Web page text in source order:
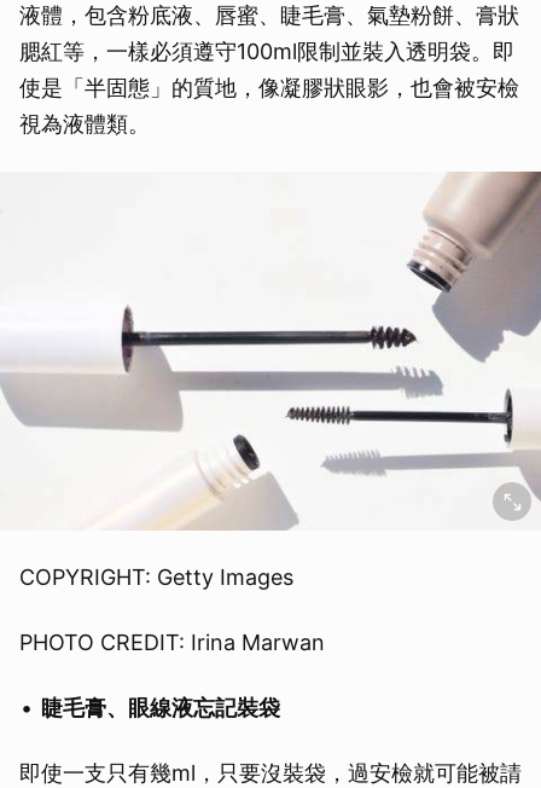
液體，包含粉底液、唇蜜、睫毛膏、氣墊粉餅、膏狀
腮紅等，一樣必須遵守100ml限制並裝入透明袋。即
使是「半固態」的質地，像凝膠狀眼影，也會被安檢
視為液體類。
COPYRIGHT: Getty Images
PHOTO CREDIT: Irina Marwan
睫毛膏、眼線液忘記裝袋
即使一支只有幾ml，只要沒裝袋，過安檢就可能被請